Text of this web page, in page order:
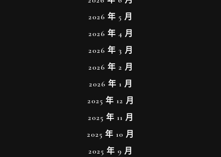
2026 年 5 月
2026 年 4 月
2026 年 3 月
2026 年 2 月
2026 年 1 月
2025 年 12 月
2025 年 11 月
2025 年 10 月
2025 年 9 月